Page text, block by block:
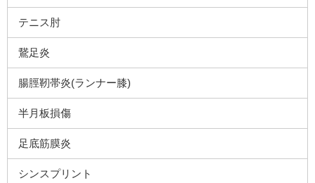
テニス肘
鵞足炎
腸脛靭帯炎(ランナー膝)
半月板損傷
足底筋膜炎
シンスプリント